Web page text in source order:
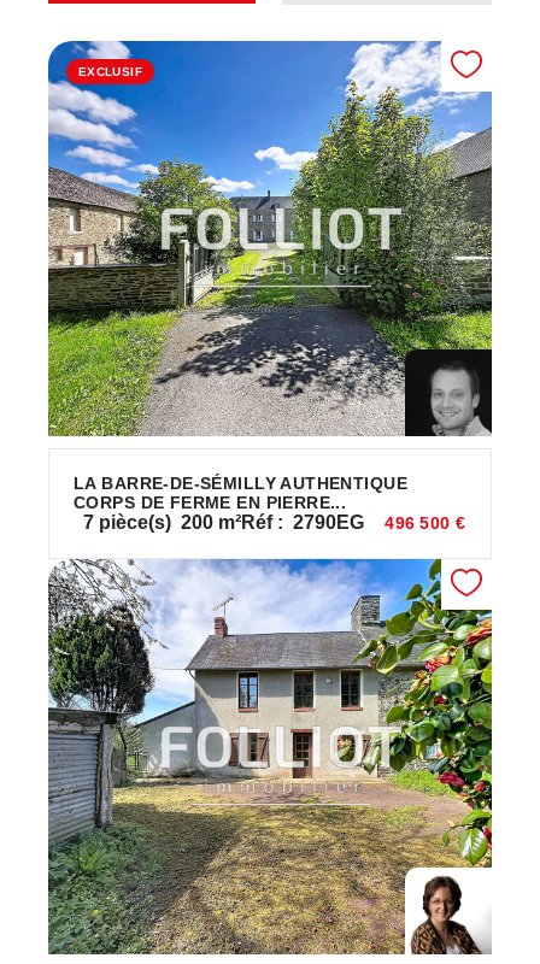
EXCLUSIF
LA BARRE-DE-SÉMILLY AUTHENTIQUE
CORPS DE FERME EN PIERRE...
7 pièce(s) 200 m²Réf : 2790EG 496 500 €